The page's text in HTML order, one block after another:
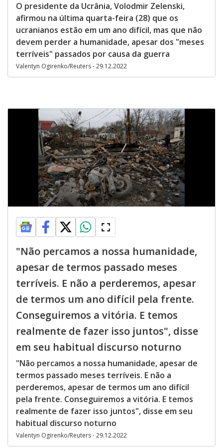
O presidente da Ucrânia, Volodmir Zelenski,
afirmou na última quarta-feira (28) que os
ucranianos estão em um ano difícil, mas que não
devem perder a humanidade, apesar dos "meses
terríveis" passados por causa da guerra
Valentyn Ogirenko/Reuters - 29.12.2022
"Não percamos a nossa humanidade,
apesar de termos passado meses
terríveis. E não a perderemos, apesar
de termos um ano difícil pela frente.
Conseguiremos a vitória. E temos
realmente de fazer isso juntos", disse
em seu habitual discurso noturno
"Não percamos a nossa humanidade, apesar de
termos passado meses terríveis. E não a
perderemos, apesar de termos um ano difícil
pela frente. Conseguiremos a vitória. E temos
realmente de fazer isso juntos", disse em seu
habitual discurso noturno
Valentyn Ogirenko/Reuters - 29.12.2022